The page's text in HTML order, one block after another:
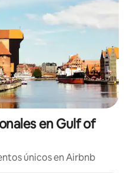
en Gulf of
únicos en Airbnb